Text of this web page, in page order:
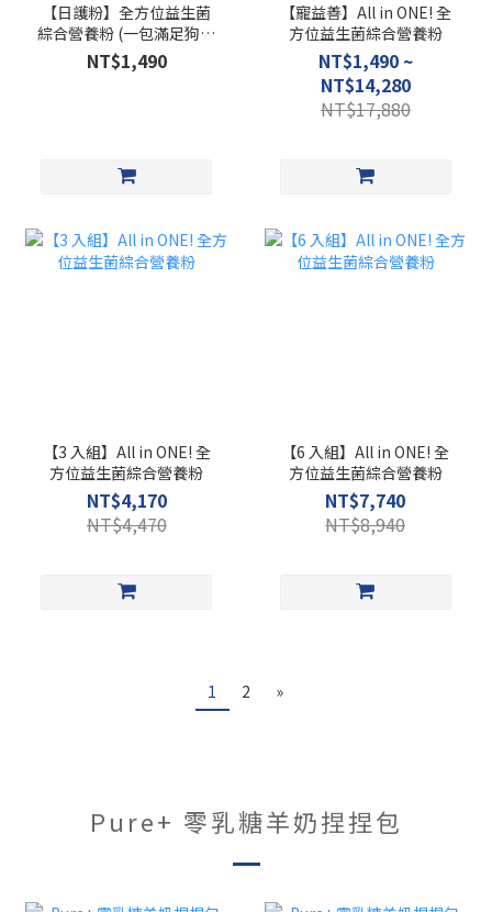
【日護粉】全方位益生菌
綜合營養粉 (一包滿足狗狗
每日需求)
NT$1,490
【寵益善】All in ONE! 全
方位益生菌綜合營養粉
NT$1,490 ~
NT$14,280
NT$17,880
【3 入組】All in ONE! 全
方位益生菌綜合營養粉
NT$4,170
NT$4,470
【6 入組】All in ONE! 全
方位益生菌綜合營養粉
NT$7,740
NT$8,940
1 2 »
Pure+ 零乳糖羊奶捏捏包